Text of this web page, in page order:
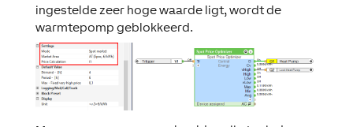
ingestelde zeer hoge waarde ligt, wordt de
warmtepomp geblokkeerd.